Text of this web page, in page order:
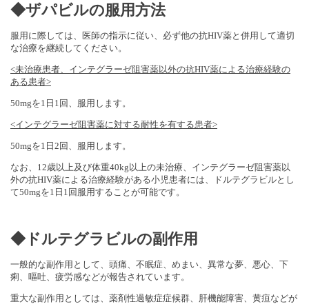
◆ザパビルの服用方法
服用に際しては、医師の指示に従い、必ず他の抗HIV薬と併用して適切
な治療を継続してください。
<未治療患者、インテグラーゼ阻害薬以外の抗HIV薬による治療経験の
ある患者>
50mgを1日1回、服用します。
<インテグラーゼ阻害薬に対する耐性を有する患者>
50mgを1日2回、服用します。
なお、12歳以上及び体重40kg以上の未治療、インテグラーゼ阻害薬以
外の抗HIV薬による治療経験がある小児患者には、ドルテグラビルとし
て50mgを1日1回服用することが可能です。
◆ドルテグラビルの副作用
一般的な副作用として、頭痛、不眠症、めまい、異常な夢、悪心、下
痢、嘔吐、疲労感などが報告されています。
重大な副作用としては、薬剤性過敏症症候群、肝機能障害、黄疸などが